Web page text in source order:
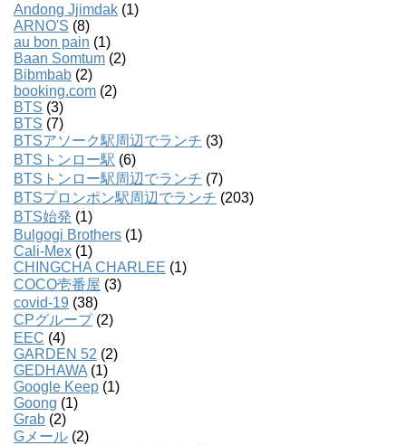
Andong Jjimdak (1)
ARNO'S (8)
au bon pain (1)
Baan Somtum (2)
Bibmbab (2)
booking.com (2)
BTS (3)
BTS (7)
BTSアソーク駅周辺でランチ (3)
BTSトンロー駅 (6)
BTSトンロー駅周辺でランチ (7)
BTSプロンポン駅周辺でランチ (203)
BTS始発 (1)
Bulgogi Brothers (1)
Cali-Mex (1)
CHINGCHA CHARLEE (1)
COCO壱番屋 (3)
covid-19 (38)
CPグループ(2)
EEC (4)
GARDEN 52 (2)
GEDHAWA (1)
Google Keep (1)
Goong (1)
Grab (2)
Gメール (2)